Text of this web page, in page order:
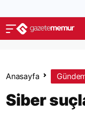
Anasayfa
Siber